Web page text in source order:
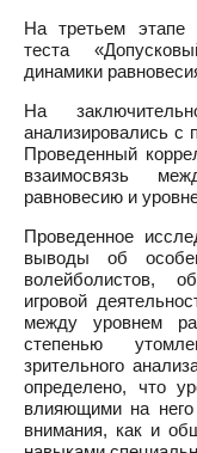
На третьем этапе
теста
динамики
На
анализировались
Проведенный
взаимосвязь
равновесию и
Проведенное
выводы об
волейболистов,
игровой
между уровнем
степенью
зрительного
определено, что
влияющими на него
внимания, как и